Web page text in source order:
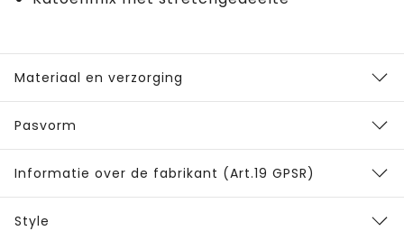
Materiaal en verzorging
Pasvorm
Informatie over de fabrikant (Art.19 GPSR)
Style